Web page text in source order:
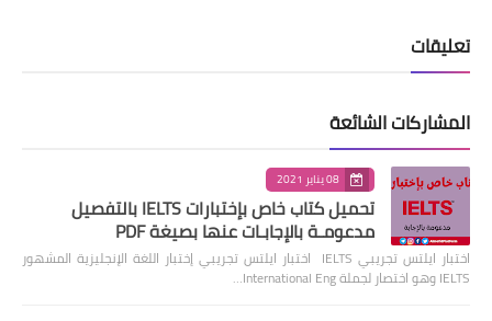
تعليقات
المشاركات الشائعة
08 يناير 2021
تحميل كتاب خاص بإختبارات IELTS بالتفصيل
مدعومـة بالإجابـات عنها بصيغة PDF
اختبار ايلتس تجريبي IELTS اختبار ايلتس تجريبي إختبار اللغة الإنجليزية المشهور
IELTS وهو اختصار لجملة International Eng…